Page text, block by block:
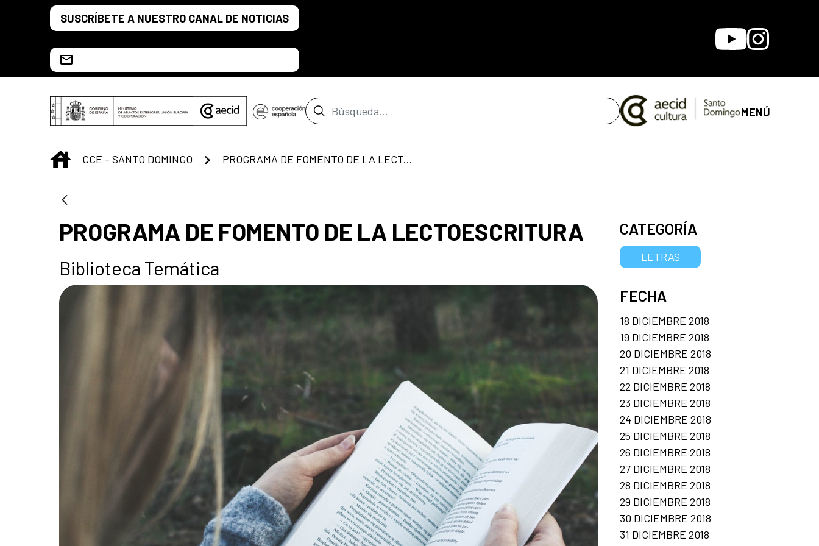
Saltar al contenido principal
SUSCRÍBETE A NUESTRO CANAL DE NOTICIAS
YoutubeInstagram
Barra de búsqueda MENÚ
INICIO
CCE - SANTO DOMINGO PROGRAMA DE FOMENTO DE LA LECTOESCRITURA
PROGRAMA DE FOMENTO DE LA LECTOESCRITURA
Biblioteca Temática
CATEGORÍA
LETRAS
FECHA
18 DICIEMBRE 2018
19 DICIEMBRE 2018
20 DICIEMBRE 2018
21 DICIEMBRE 2018
22 DICIEMBRE 2018
23 DICIEMBRE 2018
24 DICIEMBRE 2018
25 DICIEMBRE 2018
26 DICIEMBRE 2018
27 DICIEMBRE 2018
28 DICIEMBRE 2018
29 DICIEMBRE 2018
30 DICIEMBRE 2018
31 DICIEMBRE 2018